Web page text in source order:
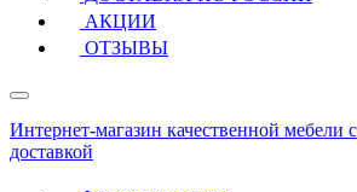
АКЦИИ
ОТЗЫВЫ
Интернет-магазин качественной мебели
доставкой